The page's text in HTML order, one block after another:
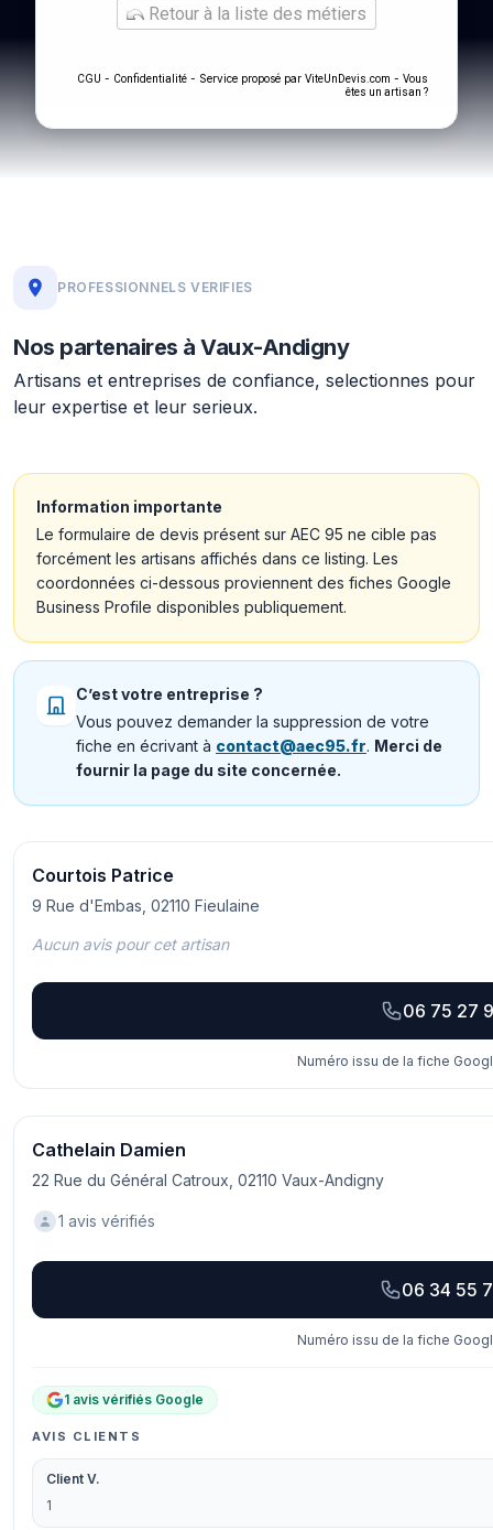
Retour à la liste des métiers
CGU - Confidentialité - Service proposé par ViteUnDevis.com - Vous
êtes un artisan ?
PROFESSIONNELS VERIFIES
Nos partenaires à Vaux-Andigny
Artisans et entreprises de confiance, selectionnes pour
leur expertise et leur serieux.
Information importante
Le formulaire de devis présent sur AEC 95 ne cible pas
forcément les artisans affichés dans ce listing. Les
coordonnées ci-dessous proviennent des fiches Google
Business Profile disponibles publiquement.
C’est votre entreprise ?
Vous pouvez demander la suppression de votre
fiche en écrivant à contact@aec95.fr. Merci de
fournir la page du site concernée.
Courtois Patrice
9 Rue d'Embas, 02110 Fieulaine
Aucun avis pour cet artisan
06 75 27
Numéro issu de la fiche
Cathelain Damien
22 Rue du Général Catroux, 02110 Vaux-Andigny
1 avis vérifiés
06 34 55
Numéro issu de la fiche
1 avis vérifiés Google
AVIS CLIENTS
Client V.
1